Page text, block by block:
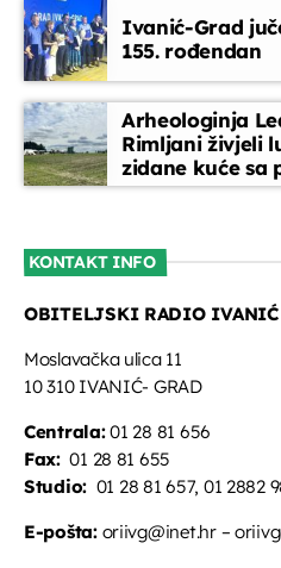
07:35 - 08:00
Melodija dana
08:00 - 08:15
08:15 - 08:45
Vijesti
08:45 - 09:00
Ivanić-Grad
155. rođendan
Arheologinja
Rimljani živjeli
zidane kuće sa
oslikanim
KONTAKT INFO
OBITELJSKI RADIO IVANIĆ
Moslavačka ulica 11
10 310 IVANIĆ- GRAD
Centrala:01 28 81 656
Fax:01 28 81 655
Studio: 01 28 81 657, 01 2882
E-pošta:oriivg@inet.hr –